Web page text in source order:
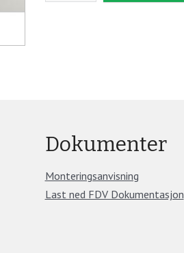
Dokumenter
Monteringsanvisning
Last ned FDV Dokumentasjon